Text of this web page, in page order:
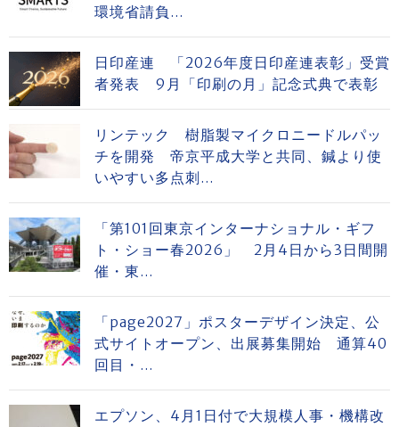
環境省請負...
日印産連 「2026年度日印産連表彰」受賞
者発表 9月「印刷の月」記念式典で表彰
リンテック 樹脂製マイクロニードルパッ
チを開発 帝京平成大学と共同、鍼より使
いやすい多点刺...
「第101回東京インターナショナル・ギフ
ト・ショー春2026」 2月4日から3日間開
催・東...
「page2027」ポスターデザイン決定、公
式サイトオープン、出展募集開始 通算40
回目・...
エプソン、4月1日付で大規模人事・機構改